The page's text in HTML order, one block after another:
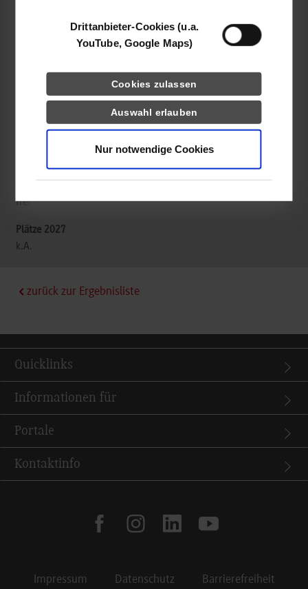
Drittanbieter-Cookies (u.a.
YouTube, Google Maps)
Cookies zulassen
Auswahl erlauben
Nur notwendige Cookies
Allendorf
+49 160 90787213
youngtalents@viessmann-climatesolutions.com
frei
k.A.
zurück zur Ergebnisliste
Quicklinks
Informationen für
Portale
Kontaktinfo
facebookinstagramlinkedinyoutube
Impressum Datenschutz Barrierefreiheit